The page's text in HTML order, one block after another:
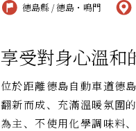
徳島縣 / 徳島・鳴門
享受對身心溫和
位於距離德島自動車道
翻新而成、充滿溫暖氛圍
為主、不使用化學調味料